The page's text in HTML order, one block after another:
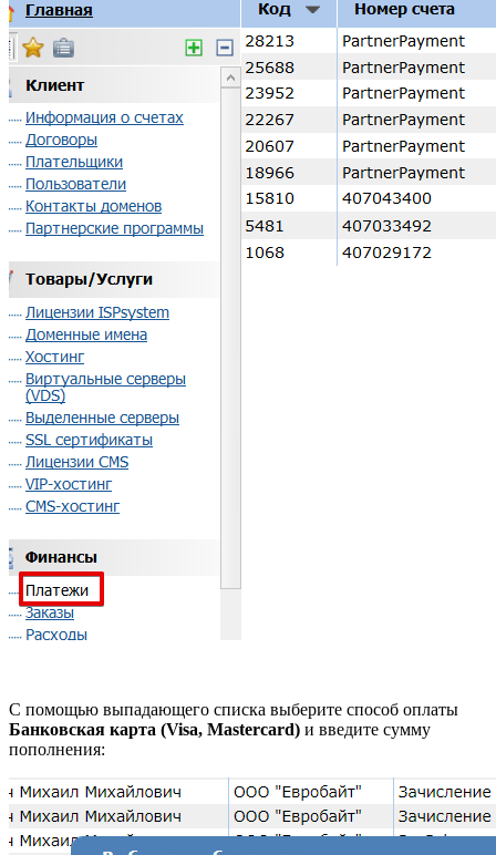
С помощью выпадающего списка выберите способ оплаты
Банковская карта (Visa, Mastercard) и введите сумму
пополнения: